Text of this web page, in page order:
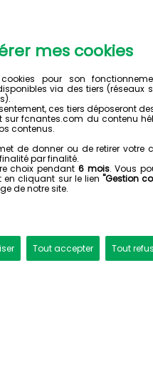
mes cookies
pour son
via des tiers (réseaux
ces tiers déposeront
sur fcnantes.com du contenu
contenus.
de donner ou de retirer votre
par finalité.
choix pendant 6 mois. Vous
cliquant sur le lien "Gestion
de notre site.
Tout accepter Tout